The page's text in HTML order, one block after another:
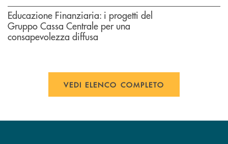
Educazione Finanziaria: i progetti del
Gruppo Cassa Centrale per una
consapevolezza diffusa
VEDI ELENCO COMPLETO